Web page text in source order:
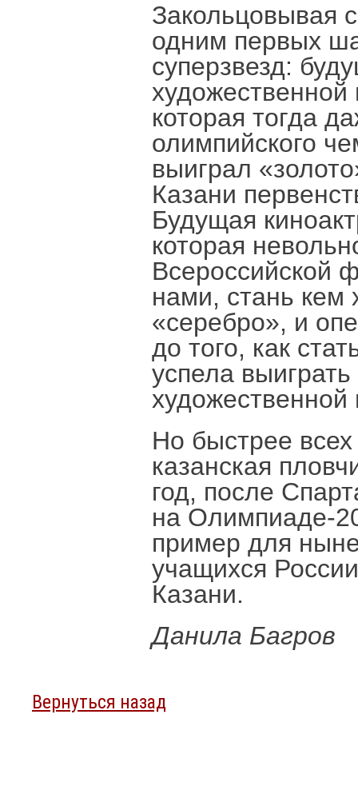
Закольцовывая
одним первых
суперзвезд:
которая тогда
олимпийского
выиграл
Казани
Будущая
которая
Всероссийской
нами, стань кем
«серебро», и
до того, как
успела
художественной
Но быстрее всех
казанская
год, после
на Олимпиаде-
пример для
учащихся
Казани.
Данила Багров
Вернуться назад